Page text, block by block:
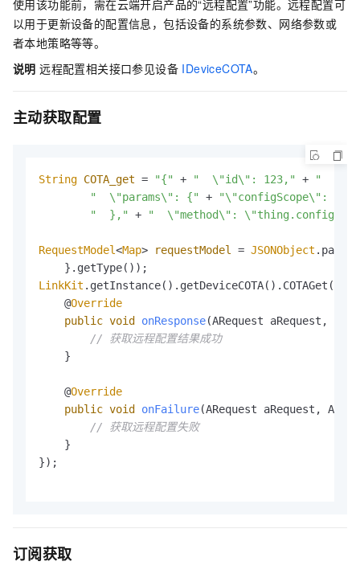
使用该功能前，需在云端开启产品的“远程配置”功能。远程配置可
以用于更新设备的配置信息，包括设备的系统参数、网络参数或
者本地策略等等。
说明 远程配置相关接口参见设备 IDeviceCOTA。
主动获取配置
String COTA_get = "{" + " \"id\" : 123," + "
" \"params\" : {" + "\"configScope\" :
"  },"
+ " \"method\" : \"thing.config.get
RequestModel<Map> requestModel = JSONObject .
    }.
getType
LinkKit . getInstance(). getDeviceCOTA(). COTAGet (
    @
Override
public void onResponse(ARequest aRequest ,
// 获取远程配置结果成功
    }
    @
Override
public void onFailure(ARequest aRequest ,
// 获取远程配置失败
    }
});
订阅获取